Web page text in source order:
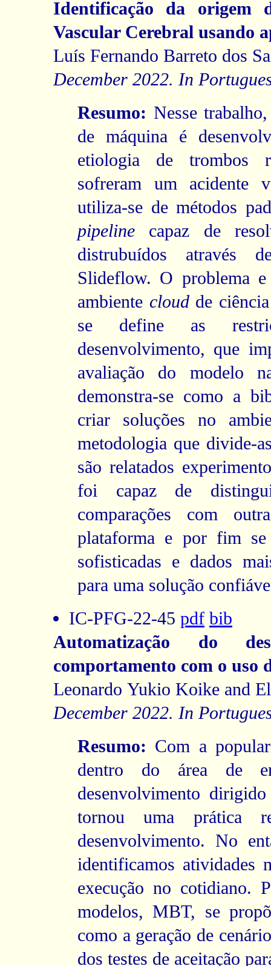
Identificação da origem
Vascular Cerebral usando
Luís Fernando Barreto dos
December 2022. In
Resumo: Nesse
de máquina é
etiologia de trombos
sofreram um acidente
utiliza-se de métodos
pipeline capaz de
distrubuídos através
Slideflow. O problema
ambiente cloudde
se define as
desenvolvimento, que
avaliação do modelo
demonstra-se como a
criar soluções no
metodologia que divide-
são relatados
foi capaz de
comparações com
plataforma e por fim se
sofisticadas e dados
para uma solução
IC-PFG-22-45 pdf bib
Automatização do
comportamento com o uso
Leonardo Yukio Koike and
December 2022. In
Resumo: Com a
dentro do área de
desenvolvimento
tornou uma prática
desenvolvimento. No
identificamos atividades
execução no cotidiano.
modelos, MBT, se
como a geração de
dos testes de aceitação